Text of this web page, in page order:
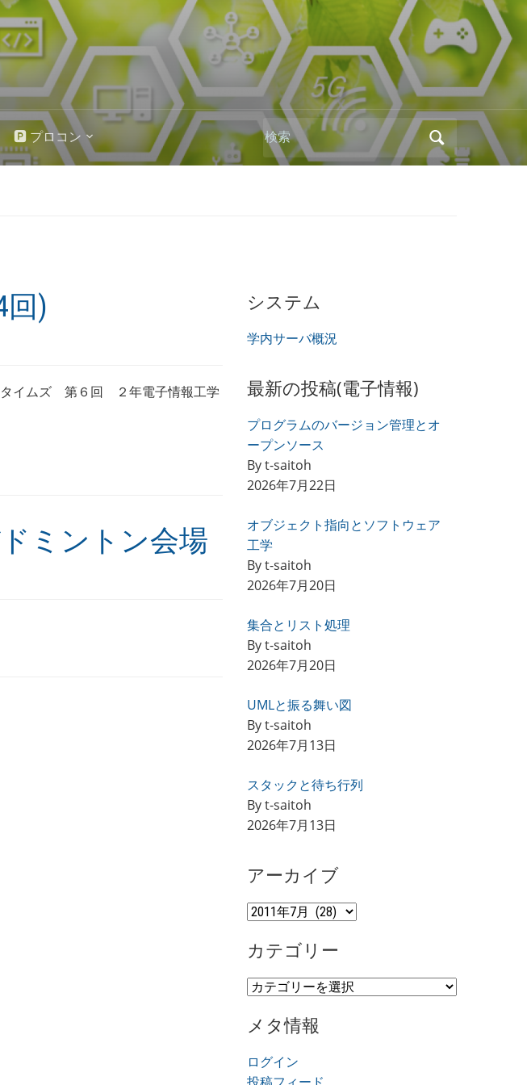
🅿 プロコン
Search
for:
回)
タイムズ 第６回 ２年電子情報工学
ミントン会場
システム
学内サーバ概況
最新の投稿(電子情報)
プログラムのバージョン管理とオ
ープンソース
By t-saitoh
2026年7月22日
オブジェクト指向とソフトウェア
工学
By t-saitoh
2026年7月20日
集合とリスト処理
By t-saitoh
2026年7月20日
UMLと振る舞い図
By t-saitoh
2026年7月13日
スタックと待ち行列
By t-saitoh
2026年7月13日
アーカイブ
ア
カ
ブ
カテゴリー
カ
ゴ
ー
メタ情報
ログイン